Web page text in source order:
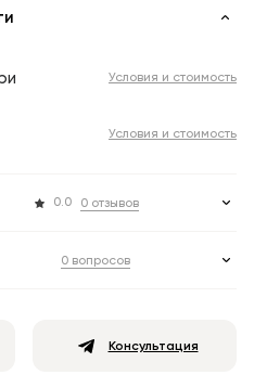
Условия и стоимость
Условия и стоимость
0.0 0 отзывов
0 вопросов
Консультация